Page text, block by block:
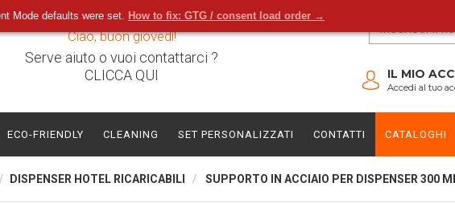
Mode defaults were set. How to fix: GTG / consent load order →
Ciao, buon giovedì!
Serve aiuto o vuoi contattarci ?
CLICCA QUI
IL MIO
Accedi al tuo
ECO-FRIENDLY CLEANING SET PERSONALIZZATI CONTATTI CATALOGHI
DISPENSER HOTEL RICARICABILI SUPPORTO IN ACCIAIO PER DISPENSER 300